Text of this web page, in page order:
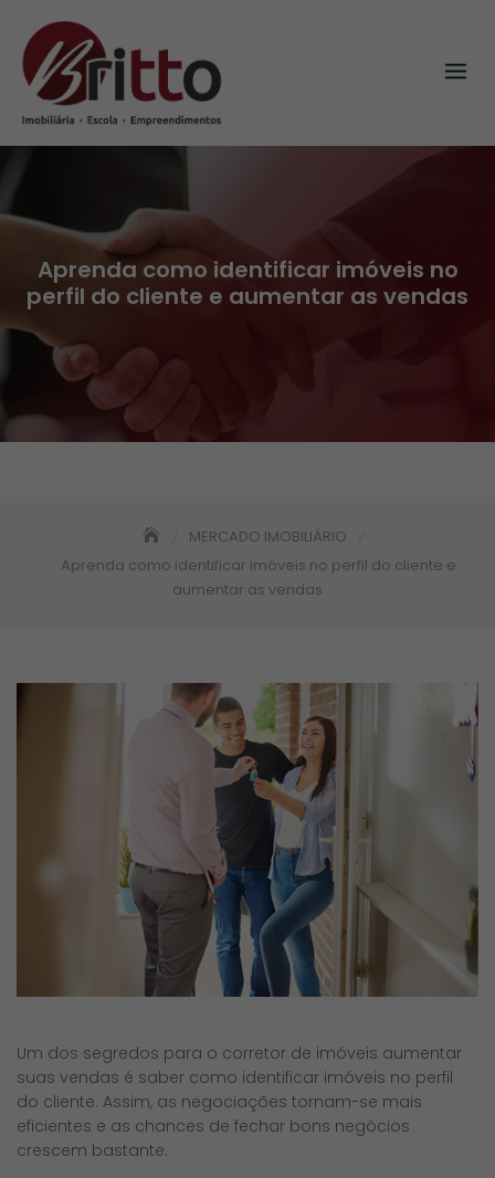
content
Aprenda como identificar imóveis no
perfil do cliente e aumentar as vendas
MERCADO IMOBILIÁRIO
Aprenda como identificar imóveis no perfil do cliente e
aumentar as vendas
Um dos segredos para o corretor de imóveis aumentar
suas vendas é saber como identificar imóveis no perfil
do cliente. Assim, as negociações tornam-se mais
eficientes e as chances de fechar bons negócios
crescem bastante.